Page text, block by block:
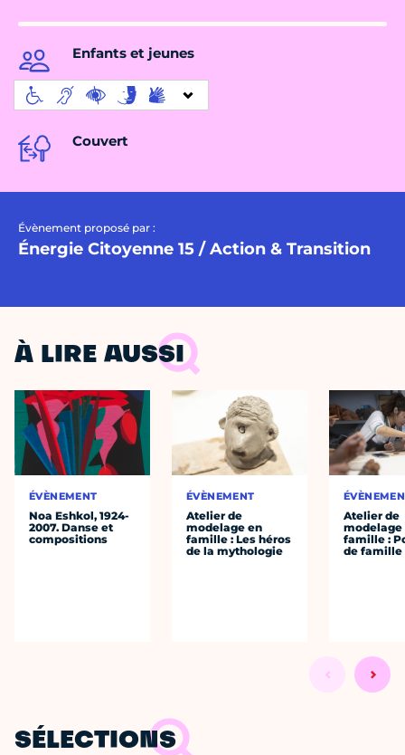
Enfants et jeunes
Couvert
Évènement proposé par :
Énergie Citoyenne 15 / Action & Transition
À LIRE AUSSI
ÉVÈNEMENT
Noa Eshkol, 1924-
2007. Danse et
compositions
ÉVÈNEMENT
Atelier de
modelage en
famille : Les héros
de la mythologie
Atelier de
modelage
famille :
de famille
SÉLECTIONS